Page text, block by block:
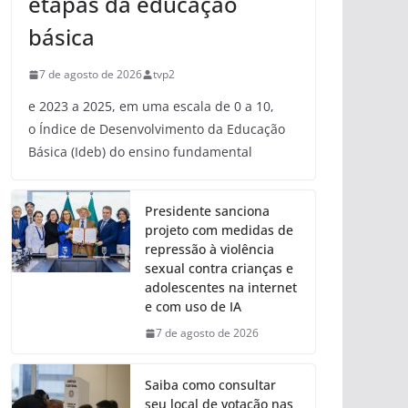
básica
7 de agosto de 2026 tvp2
e 2023 a 2025, em uma escala de 0 a 10,
o Índice de Desenvolvimento da Educação
Básica (Ideb) do ensino fundamental
Presidente sanciona
projeto com medidas de
repressão à violência
sexual contra crianças e
adolescentes na internet
e com uso de IA
7 de agosto de 2026
Saiba como consultar
seu local de votação nas